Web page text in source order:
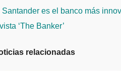
Santander es el banco más
‘The Banker’
relacionadas